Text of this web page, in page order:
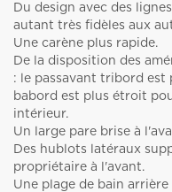
Du design avec des
autant très fidèles aux
Une carène plus rapide.
De la disposition des
: le passavant tribord est
babord est plus étroit
intérieur.
Un large pare brise à
Des hublots latéraux
propriétaire à l'avant.
Une plage de bain